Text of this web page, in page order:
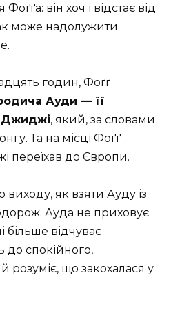
він хоч і відстає від
може надолужити
годин, Фоґґ
Ауди — її
Джиджі, який, за словами
Та на місці Фоґґ
переїхав до Європи.
виходу, як взяти Ауду із
Ауда не приховує
більше відчуває
до спокійного,
розуміє, що закохалася у